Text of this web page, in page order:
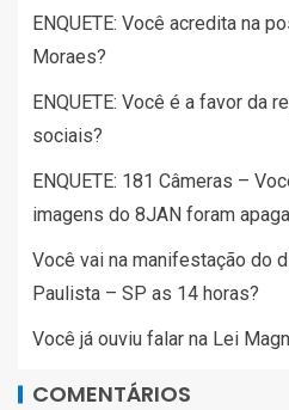
ENQUETE: Você acredita na
Moraes?
ENQUETE: Você é a favor da
sociais?
ENQUETE: 181 Câmeras –
imagens do 8JAN foram
Você vai na manifestação do
Paulista – SP as 14 horas?
Você já ouviu falar na Lei
COMENTÁRIOS